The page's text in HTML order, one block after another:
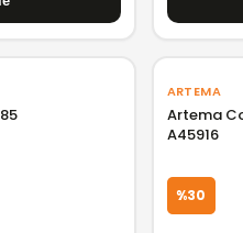
ARTEMA
Artema
A45916
%30